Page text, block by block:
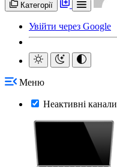
Категорії
Увійти через Google
Меню
Неактивні канали